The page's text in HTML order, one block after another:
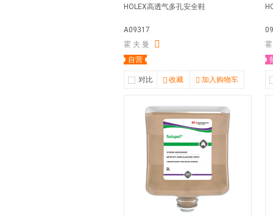
HOLEX高透气多孔安全鞋
A09317
霍 夫 曼
自营
对比 收藏 加入购物车